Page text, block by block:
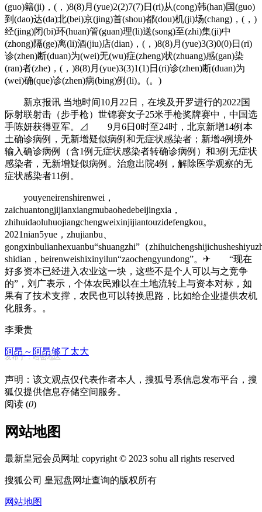
(guo)籍(ji)，(，)8(8)月(yue)2(2)7(7)日(ri)从(cong)韩(han)国(guo)
到(dao)达(da)北(bei)京(jing)首(shou)都(dou)机(ji)场(chang)，(，)
经(jing)闭(bi)环(huan)管(guan)理(li)送(song)至(zhi)集(ji)中
(zhong)隔(ge)离(li)酒(jiu)店(dian)，(，)8(8)月(yue)3(3)0(0)日(ri)
诊(zhen)断(duan)为(wei)无(wu)症(zheng)状(zhuang)感(gan)染
(ran)者(zhe)，(，)8(8)月(yue)3(3)1(1)日(ri)诊(zhen)断(duan)为
(wei)确(que)诊(zhen)病(bing)例(li)。(。)
新京报讯 当地时间10月22日，在埃及开罗进行的2022国
际射联射击（步手枪）世锦赛女子25米手枪奖牌赛中，中国选
手陈妍获得亚军。⊿ 9月6日0时至24时，北京新增14例本
土确诊病例，无新增疑似病例和无症状感染者；新增4例境外
输入确诊病例（含1例无症状感染者转确诊病例）和3例无症状
感染者，无新增疑似病例。治愈出院4例，解除医学观察的无
症状感染者11例。
youyeneirenshirenwei，
zaichuantongjijianxiangmubaohedebeijingxia，
zhihuidaoluhuojiangchengweixinjijiantouzidefengkou。
2021nian5yue，zhujianbu、
gongxinbulianhexuanbu“shuangzhi”（
shidian，beirenweishixinyilun“zaochengyundong”。✈ “现在
好多资本已经进入农业这一块，这些不是个人可以与之竞争
的”，刘广表示，个体农民难以在土地流转上与资本对标，如
果有了技术支撑，农民也可以转换思路，比如给企业提供农机
化服务。。
李秉贵
阿昂～阿昂够了太大
发布于：哈密地区
声明：该文观点仅代表作者本人，搜狐号系信息发布平台，搜
狐仅提供信息存储空间服务。
阅读 (0)
网站地图
最新皇冠会员网址 copyright © 2023 sohu all rights reserved
搜狐公司 皇冠盘网址查询的版权所有
网站地图